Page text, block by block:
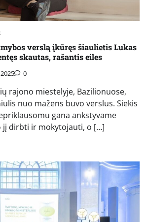
verslą įkūręs šiaulietis Lukas
skautas, rašantis eiles
0
rajono miestelyje, Bazilionuose,
nuo mažens buvo verslus. Siekis
gana ankstyvame
jį dirbti ir mokytojauti, o […]